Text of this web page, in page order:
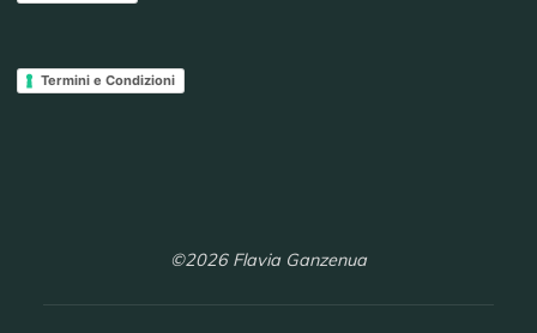
Termini e Condizioni
©2026 Flavia Ganzenua